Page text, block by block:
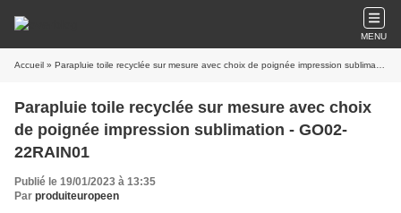
MENU
Accueil » Parapluie toile recyclée sur mesure avec choix de poignée impression sublimation - GO02-22RAIN01
Parapluie toile recyclée sur mesure avec choix
de poignée impression sublimation - GO02-
22RAIN01
Publié le 19/01/2023 à 13:35
Par produiteuropeen